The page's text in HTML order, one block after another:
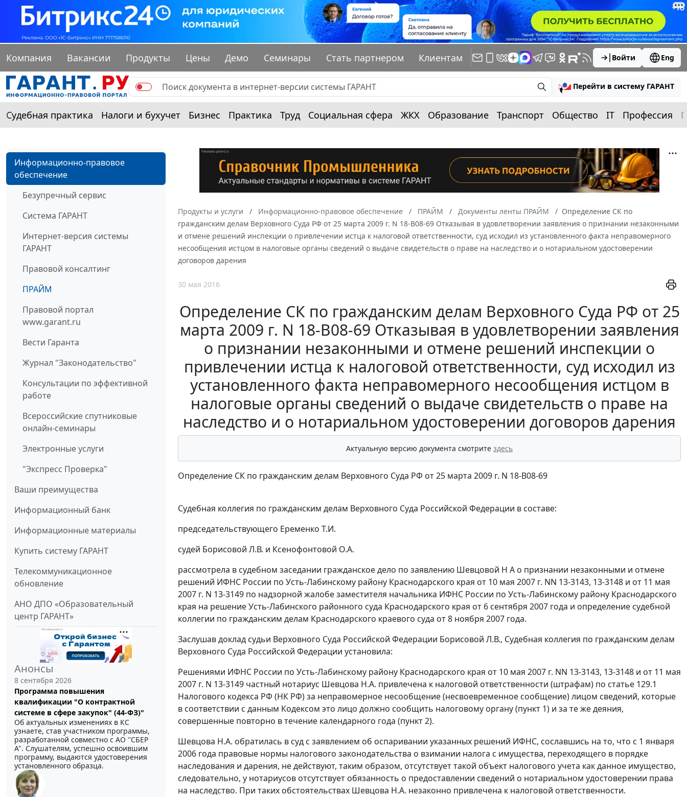
Компания Вакансии Продукты Цены Демо Семинары Стать партнером Клиентам Войти Eng
Перейти в систему ГАРАНТ
Судебная практика Налоги и бухучет Бизнес Практика Труд Социальная сфера ЖКХ Образование Транспорт Общество IT Профессия
Информационно-правовое
обеспечение
Безупречный сервис
Система ГАРАНТ
Интернет-версия системы
ГАРАНТ
Правовой консалтинг
ПРАЙМ
Правовой портал
www.garant.ru
Вести Гаранта
Журнал "Законодательство"
Консультации по эффективной
работе
Всероссийские спутниковые
онлайн-семинары
Электронные услуги
"Экспресс Проверка"
Ваши преимущества
Информационный банк
Информационные материалы
Купить систему ГАРАНТ
Телекоммуникационное
обновление
АНО ДПО «Образовательный
центр ГАРАНТ»
Анонсы
8 сентября 2026
Программа повышения
квалификации "О контрактной
системе в сфере закупок" (44-ФЗ)"
Об актуальных изменениях в КС
узнаете, став участником программы,
разработанной совместно с АО ''СБЕР
А". Слушателям, успешно освоившим
программу, выдаются удостоверения
установленного образца.
Продукты и услуги Информационно-правовое обеспечение ПРАЙМ Документы ленты ПРАЙМ
Определение СК по
гражданским делам Верховного Суда РФ от 25 марта 2009 г. N 18-В08-69 Отказывая в удовлетворении заявления о признании незаконными
и отмене решений инспекции о привлечении истца к налоговой ответственности, суд исходил из установленного факта неправомерного
несообщения истцом в налоговые органы сведений о выдаче свидетельств о праве на наследство и о нотариальном удостоверении
договоров дарения
30 мая 2016
Определение СК по гражданским делам Верховного Суда РФ от 25
марта 2009 г. N 18-В08-69 Отказывая в удовлетворении заявления
о признании незаконными и отмене решений инспекции о
привлечении истца к налоговой ответственности, суд исходил из
установленного факта неправомерного несообщения истцом в
налоговые органы сведений о выдаче свидетельств о праве на
наследство и о нотариальном удостоверении договоров дарения
Актуальную версию документа смотрите здесь
Определение СК по гражданским делам Верховного Суда РФ от 25 марта 2009 г. N 18-В08-69
Судебная коллегия по гражданским делам Верховного Суда Российской Федерации в составе:
председательствующего Еременко Т.И.
судей Борисовой Л.В. и Ксенофонтовой О.А.
рассмотрела в судебном заседании гражданское дело по заявлению Шевцовой Н А о признании незаконными и отмене
решений ИФНС России по Усть-Лабинскому району Краснодарского края от 10 мая 2007 г. NN 13-3143, 13-3148 и от 11 мая
2007 г. N 13-3149 по надзорной жалобе заместителя начальника ИФНС России по Усть-Лабинскому району Краснодарского
края на решение Усть-Лабинского районного суда Краснодарского края от 6 сентября 2007 года и определение судебной
коллегии по гражданским делам Краснодарского краевого суда от 8 ноября 2007 года.
Заслушав доклад судьи Верховного Суда Российской Федерации Борисовой Л.В., Судебная коллегия по гражданским делам
Верховного Суда Российской Федерации установила:
Решениями ИФНС России по Усть-Лабинскому району Краснодарского края от 10 мая 2007 г. NN 13-3143, 13-3148 и от 11 мая
2007 г. N 13-3149 частный нотариус Шевцова Н.А. привлечена к налоговой ответственности (штрафам) по статье 129.1
Налогового кодекса РФ (НК РФ) за неправомерное несообщение (несвоевременное сообщение) лицом сведений, которые
в соответствии с данным Кодексом это лицо должно сообщить налоговому органу (пункт 1) и за те же деяния,
совершенные повторно в течение календарного года (пункт 2).
Шевцова Н.А. обратилась в суд с заявлением об оспаривании указанных решений ИФНС, сославшись на то, что с 1 января
2006 года правовые нормы налогового законодательства о взимании налога с имущества, переходящего в порядке
наследования и дарения, не действуют, таким образом, отсутствует такой объект налогового учета как данное имущество,
следовательно, у нотариусов отсутствует обязанность о предоставлении сведений о нотариальном удостоверении права
на наследство. При таких обстоятельствах Шевцова Н.А. незаконно привлечена к налоговой ответственности.